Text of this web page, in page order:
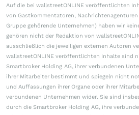
Auf die bei wallstreetONLINE veröffentlichten
von Gastkommentatoren,
Gruppe gehörende Unternehmen) haben wir
gehören nicht der Redaktion von
ausschließlich die jeweiligen externen Autoren
wallstreetONLINE veröffentlichten Inhalte sind
Smartbroker Holding AG, ihrer verbundenen
ihrer Mitarbeiter bestimmt und spiegeln nicht
und Auffassungen ihrer Organe oder ihrer
verbundenen Unternehmen wider. Sie sind
durch die Smartbroker Holding AG, ihre